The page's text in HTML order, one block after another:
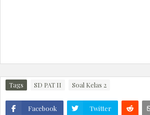
Tags SD PAT II Soal Kelas 2
Facebook Twitter